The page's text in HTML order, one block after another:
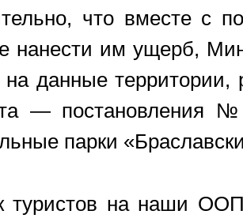
что вместе с
нанести им ущерб,
на данные
— постановления №
парки
на наши